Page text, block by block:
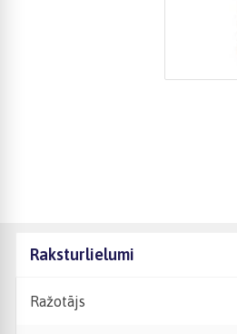
Raksturlielumi
Ražotājs